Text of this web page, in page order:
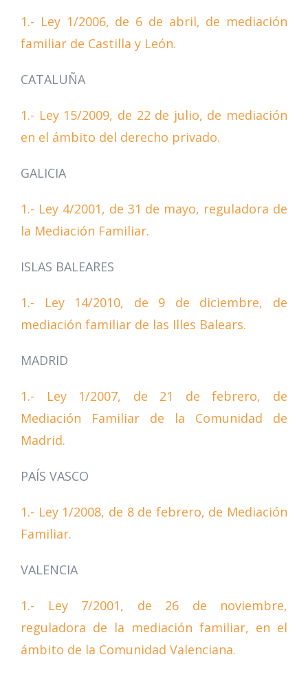
1.- Ley 1/2006, de 6 de abril, de mediación
familiar de Castilla y León.
CATALUÑA
1.- Ley 15/2009, de 22 de julio, de mediación
en el ámbito del derecho privado.
GALICIA
1.- Ley 4/2001, de 31 de mayo, reguladora de
la Mediación Familiar.
ISLAS BALEARES
1.- Ley 14/2010, de 9 de diciembre, de
mediación familiar de las Illes Balears.
MADRID
1.- Ley 1/2007, de 21 de febrero, de
Mediación Familiar de la Comunidad de
Madrid.
PAÍS VASCO
1.- Ley 1/2008, de 8 de febrero, de Mediación
Familiar.
VALENCIA
1.- Ley 7/2001, de 26 de noviembre,
reguladora de la mediación familiar, en el
ámbito de la Comunidad Valenciana.